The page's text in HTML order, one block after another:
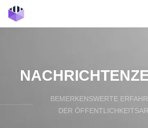
BEMERKENSWERTE
DER